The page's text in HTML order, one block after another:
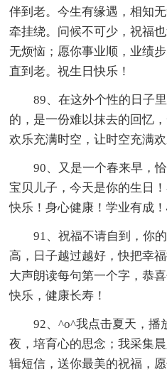
伴到老。今生有缘遇，相知
牵挂绕。问候不可少，祝福
无烦恼；愿你事业顺，业绩
直到老。祝生日快乐！
89、在这外个性的日子
的，是一份难以抹去的回忆
欢乐充满时空，让时空充满
90、又是一个春来早，
宝贝儿子，今天是你的生日
快乐！身心健康！学业有成
91、祝福不请自到，你
高，日子越过越好，快把幸
大声朗读每句第一个字，恭
快乐，健康长寿！
92、^o^我点击夏天，播
夜，培育心的思念；我采集
辑短信，送你最美的祝福，愿